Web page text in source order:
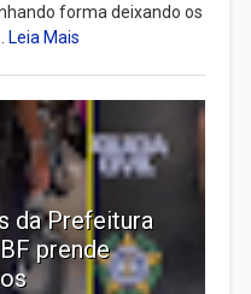
forma deixando os
Leia Mais
da Prefeitura
prende